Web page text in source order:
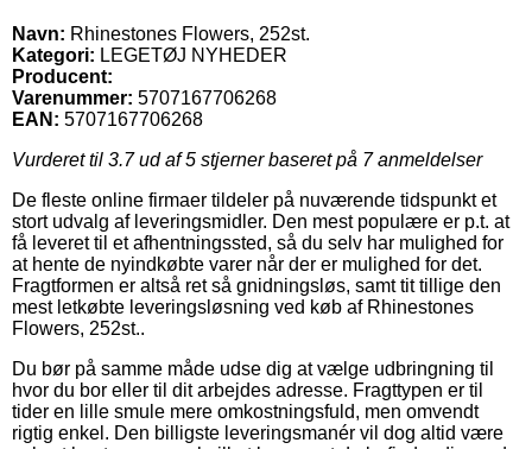
Navn: Rhinestones Flowers, 252st.
Kategori: LEGETØJ NYHEDER
Producent:
Varenummer: 5707167706268
EAN: 5707167706268
Vurderet til 3.7ud af 5 stjerner baseret på 7anmeldelser
De fleste online firmaer tildeler på nuværende tidspunkt et
stort udvalg af leveringsmidler. Den mest populære er p.t. at
få leveret til et afhentningssted, så du selv har mulighed for
at hente de nyindkøbte varer når der er mulighed for det.
Fragtformen er altså ret så gnidningsløs, samt tit tillige den
mest letkøbte leveringsløsning ved køb af Rhinestones
Flowers, 252st..
Du bør på samme måde udse dig at vælge udbringning til
hvor du bor eller til dit arbejdes adresse. Fragttypen er til
tider en lille smule mere omkostningsfuld, men omvendt
rigtig enkel. Den billigste leveringsmanér vil dog altid være